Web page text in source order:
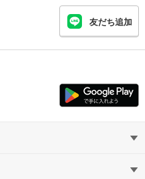
友だち追加